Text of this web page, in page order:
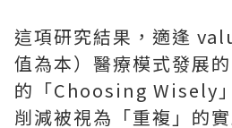
這項研究結果，適逢
值為本）醫療模式發展
的「Choosing Wisely
削減被視為「重複」的